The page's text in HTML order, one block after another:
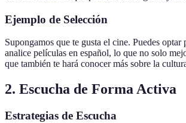
Ejemplo de Selección
Supongamos que te gusta el cine. Puedes optar
analice películas en español, lo que no solo
que también te hará conocer más sobre la
2. Escucha de Forma Activa
Estrategias de Escucha